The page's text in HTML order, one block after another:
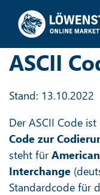
ASCII
Stand: 13.10.2022
Der ASCII Code ist
Code zur
steht für
Interchange
Standardcode für